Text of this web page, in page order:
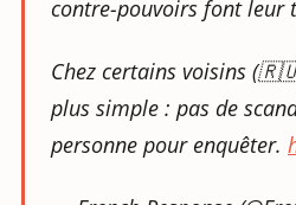
contre-pouvoirs font leur
Chez certains voisins
plus simple : pas de
personne pour enquêter.